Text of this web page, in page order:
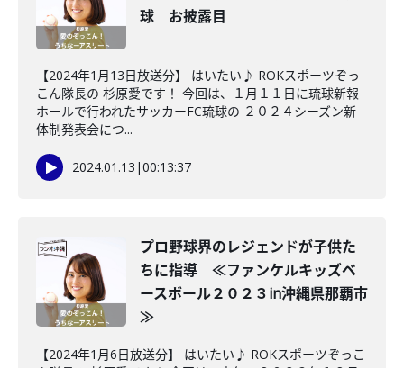
球 お披露目
【2024年1月13日放送分】 はいたい♪ ROKスポーツぞっ
こん隊長の 杉原愛です！ 今回は、１月１１日に琉球新報
ホールで行われたサッカーFC琉球の ２０２４シーズン新
体制発表会につ...
2024.01.13 |00:13:37
プロ野球界のレジェンドが子供た
ちに指導 ≪ファンケルキッズベ
ースボール２０２３in沖縄県那覇市
≫
【2024年1月6日放送分】 はいたい♪ ROKスポーツぞっこ